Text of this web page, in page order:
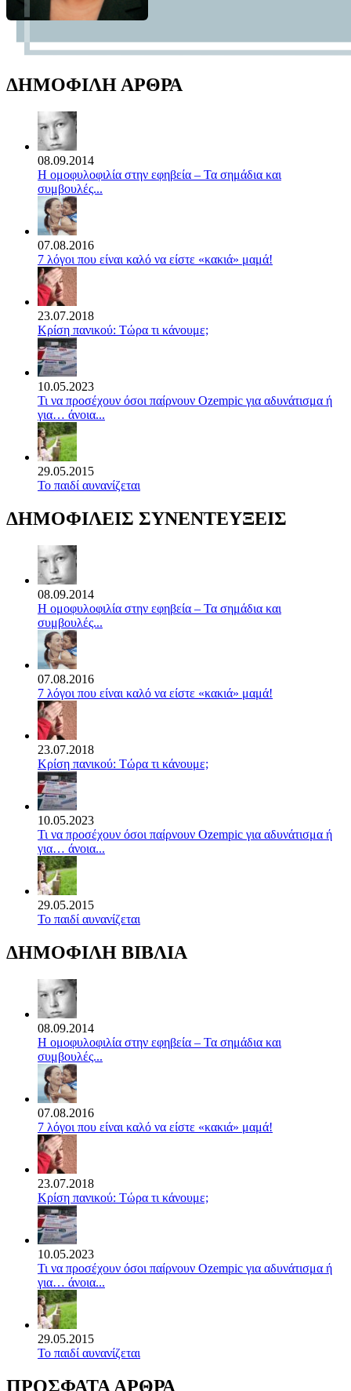
ΔΗΜΟΦΙΛΗ ΑΡΘΡΑ
08.09.2014
Η ομοφυλοφιλία στην εφηβεία – Τα σημάδια και
συμβουλές...
07.08.2016
7 λόγοι που είναι καλό να είστε «κακιά» μαμά!
23.07.2018
Κρίση πανικού: Τώρα τι κάνουμε;
10.05.2023
Τι να προσέχουν όσοι παίρνουν Ozempic για αδυνάτισμα ή
για… άνοια...
29.05.2015
Το παιδί αυνανίζεται
ΔΗΜΟΦΙΛΕΙΣ ΣΥΝΕΝΤΕΥΞΕΙΣ
08.09.2014
Η ομοφυλοφιλία στην εφηβεία – Τα σημάδια και
συμβουλές...
07.08.2016
7 λόγοι που είναι καλό να είστε «κακιά» μαμά!
23.07.2018
Κρίση πανικού: Τώρα τι κάνουμε;
10.05.2023
Τι να προσέχουν όσοι παίρνουν Ozempic για αδυνάτισμα ή
για… άνοια...
29.05.2015
Το παιδί αυνανίζεται
ΔΗΜΟΦΙΛΗ ΒΙΒΛΙΑ
08.09.2014
Η ομοφυλοφιλία στην εφηβεία – Τα σημάδια και
συμβουλές...
07.08.2016
7 λόγοι που είναι καλό να είστε «κακιά» μαμά!
23.07.2018
Κρίση πανικού: Τώρα τι κάνουμε;
10.05.2023
Τι να προσέχουν όσοι παίρνουν Ozempic για αδυνάτισμα ή
για… άνοια...
29.05.2015
Το παιδί αυνανίζεται
ΠΡΟΣΦΑΤΑ ΑΡΘΡΑ